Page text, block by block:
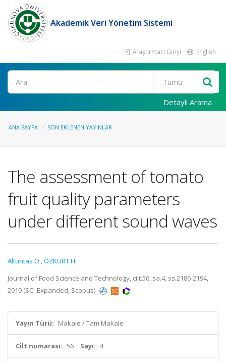
Akademik Veri Yönetim Sistemi
Araştırmacı Girişi English
Ara
Detaylı Arama
ANA SAYFA SON EKLENEN YAYINLAR
The assessment of tomato
fruit quality parameters
under different sound waves
Altuntas O.,ÖZKURT H.
Journal of Food Science and Technology, cilt.56, sa.4, ss.2186-2194,
2019 (SCI-Expanded, Scopus)
Yayın Türü: Makale / Tam Makale
Cilt numarası: 56 Sayı: 4